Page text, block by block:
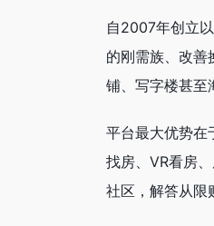
自2007年创立
的刚需族、改善
铺、写字楼甚至
平台最大优势在
找房、VR看房
社区，解答从限